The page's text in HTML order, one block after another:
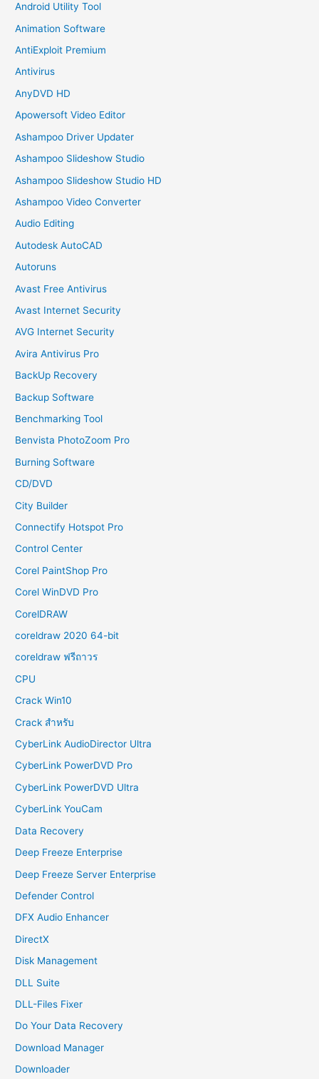
Android Utility Tool
Animation Software
AntiExploit Premium
Antivirus
AnyDVD HD
Apowersoft Video Editor
Ashampoo Driver Updater
Ashampoo Slideshow Studio
Ashampoo Slideshow Studio HD
Ashampoo Video Converter
Audio Editing
Autodesk AutoCAD
Autoruns
Avast Free Antivirus
Avast Internet Security
AVG Internet Security
Avira Antivirus Pro
BackUp Recovery
Backup Software
Benchmarking Tool
Benvista PhotoZoom Pro
Burning Software
CD/DVD
City Builder
Connectify Hotspot Pro
Control Center
Corel PaintShop Pro
Corel WinDVD Pro
CorelDRAW
coreldraw 2020 64-bit
coreldraw ฟรีถาวร
CPU
Crack Win10
Crack สำหรับ
CyberLink AudioDirector Ultra
CyberLink PowerDVD Pro
CyberLink PowerDVD Ultra
CyberLink YouCam
Data Recovery
Deep Freeze Enterprise
Deep Freeze Server Enterprise
Defender Control
DFX Audio Enhancer
DirectX
Disk Management
DLL Suite
DLL-Files Fixer
Do Your Data Recovery
Download Manager
Downloader